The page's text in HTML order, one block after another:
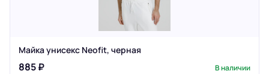
Майка унисекс Neofit, черная
885 ₽ В наличии